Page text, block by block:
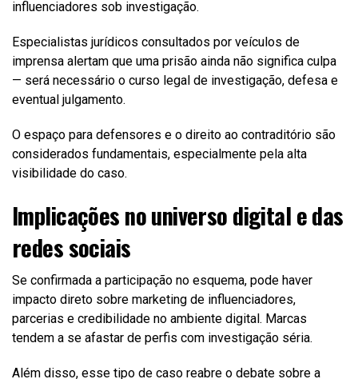
influenciadores sob investigação.
Especialistas jurídicos consultados por veículos de
imprensa alertam que uma prisão ainda não significa culpa
— será necessário o curso legal de investigação, defesa e
eventual julgamento.
O espaço para defensores e o direito ao contraditório são
considerados fundamentais, especialmente pela alta
visibilidade do caso.
Implicações no universo digital e das
redes sociais
Se confirmada a participação no esquema, pode haver
impacto direto sobre marketing de influenciadores,
parcerias e credibilidade no ambiente digital. Marcas
tendem a se afastar de perfis com investigação séria.
Além disso, esse tipo de caso reabre o debate sobre a